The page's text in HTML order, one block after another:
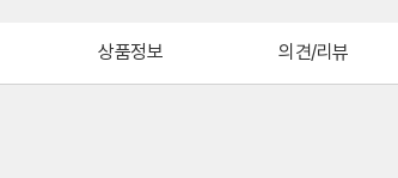
상품정보 의견/리뷰